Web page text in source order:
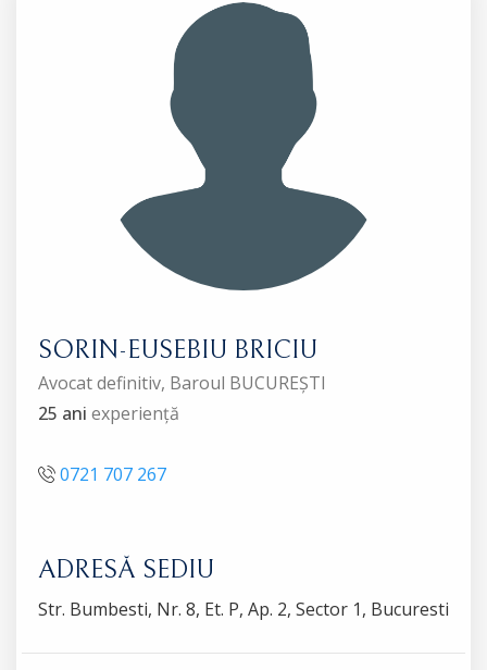
SORIN-EUSEBIU BRICIU
Avocat definitiv, Baroul BUCUREȘTI
25 ani experiență
0721 707 267
ADRESĂ SEDIU
Str. Bumbesti, Nr. 8, Et. P, Ap. 2, Sector 1, Bucuresti